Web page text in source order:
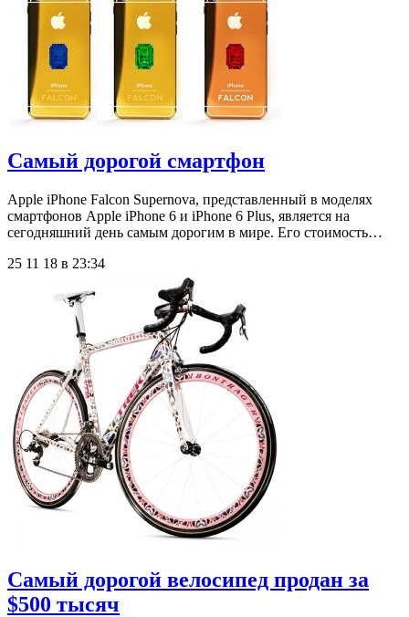
Самый дорогой смартфон
Apple iPhone Falcon Supernova, представленный в моделях
смартфонов Apple iPhone 6 и iPhone 6 Plus, является на
сегодняшний день самым дорогим в мире. Его стоимость…
25 11 18 в 23:34
Самый дорогой велосипед продан за
$500 тысяч